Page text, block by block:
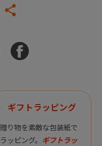
ギフトラッピング
贈り物を素敵な包装紙で
ラッピング。 ギフトラッ